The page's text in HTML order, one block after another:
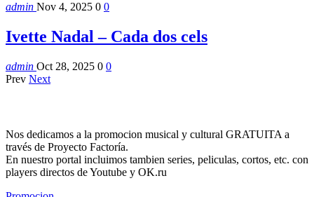
admin Nov 4, 2025 0 0
Ivette Nadal – Cada dos cels
admin Oct 28, 2025 0 0
Prev Next
Nos dedicamos a la promocion musical y cultural GRATUITA a
través de Proyecto Factoría.
En nuestro portal incluimos tambien series, peliculas, cortos, etc. con
players directos de Youtube y OK.ru